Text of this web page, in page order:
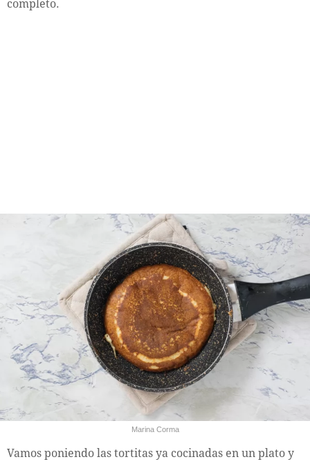
completo.
Marina Corma
Vamos poniendo las tortitas ya cocinadas en un plato y